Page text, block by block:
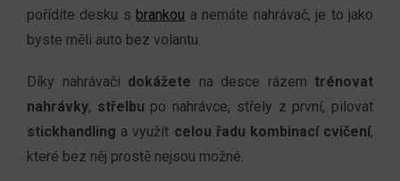
pořídíte desku s brankou a nemáte nahrávač, je to jako
byste měli auto bez volantu.
Díky nahrávači dokážete na desce rázem trénovat
nahrávky, střelbu po nahrávce, střely z první, pilovat
stickhandling a využít celou řadu kombinací cvičení,
které bez něj prostě nejsou možné.